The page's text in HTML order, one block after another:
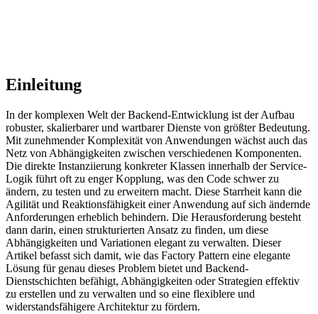
Einleitung
In der komplexen Welt der Backend-Entwicklung ist der Aufbau
robuster, skalierbarer und wartbarer Dienste von größter Bedeutung.
Mit zunehmender Komplexität von Anwendungen wächst auch das
Netz von Abhängigkeiten zwischen verschiedenen Komponenten.
Die direkte Instanziierung konkreter Klassen innerhalb der Service-
Logik führt oft zu enger Kopplung, was den Code schwer zu
ändern, zu testen und zu erweitern macht. Diese Starrheit kann die
Agilität und Reaktionsfähigkeit einer Anwendung auf sich ändernde
Anforderungen erheblich behindern. Die Herausforderung besteht
dann darin, einen strukturierten Ansatz zu finden, um diese
Abhängigkeiten und Variationen elegant zu verwalten. Dieser
Artikel befasst sich damit, wie das Factory Pattern eine elegante
Lösung für genau dieses Problem bietet und Backend-
Dienstschichten befähigt, Abhängigkeiten oder Strategien effektiv
zu erstellen und zu verwalten und so eine flexiblere und
widerstandsfähigere Architektur zu fördern.